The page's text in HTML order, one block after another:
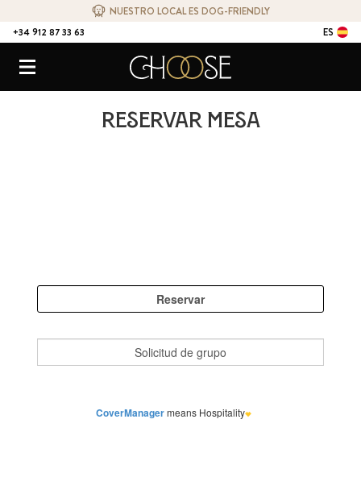
NUESTRO LOCAL ES DOG-FRIENDLY
+34 912 87 33 63
ES
Menú Choose Ristorante Naturale
Reservar mesa